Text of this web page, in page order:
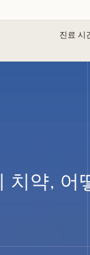
진료 시
치약, 어